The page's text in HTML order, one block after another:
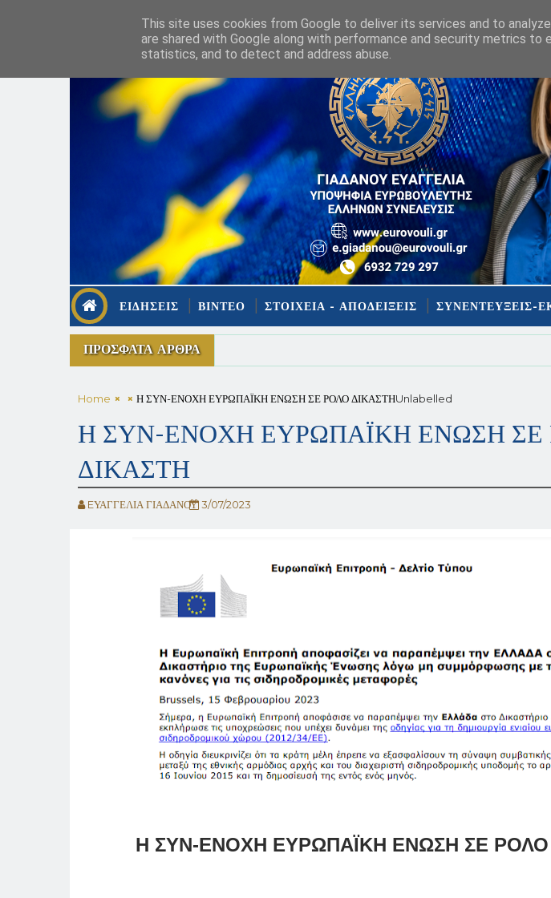
ΕΙΔΗΣΕΙΣ ΒΙΝΤΕΟ ΣΤΟΙΧΕΙΑ - ΑΠΟΔΕΙΞΕΙΣ ΣΥΝΕΝΤΕΥΞΕΙΣ-
ΠΡΟΣΦΑΤΑ ΑΡΘΡΑ
Home Unlabelled
Η ΣΥΝ-ΕΝΟΧΗ ΕΥΡΩΠΑΪΚΗ ΕΝΩΣΗ ΣΕ ΡΟΛΟ ΔΙΚΑΣΤΗ
Η ΣΥΝ-ΕΝΟΧΗ ΕΥΡΩΠΑΪΚΗ ΕΝΩΣΗ ΣΕ
ΔΙΚΑΣΤΗ
EΥΑΓΓΕΛΙΑ ΓΙΑΔΑΝΟΥ 3/07/2023
Η ΣΥΝ-ΕΝΟΧΗ ΕΥΡΩΠΑΪΚΗ ΕΝΩΣΗ ΣΕ ΡΟΛΟ
This site uses cookies from Google to deliver its services and to
are shared with Google along with performance and security metrics to
statistics, and to detect and address abuse.